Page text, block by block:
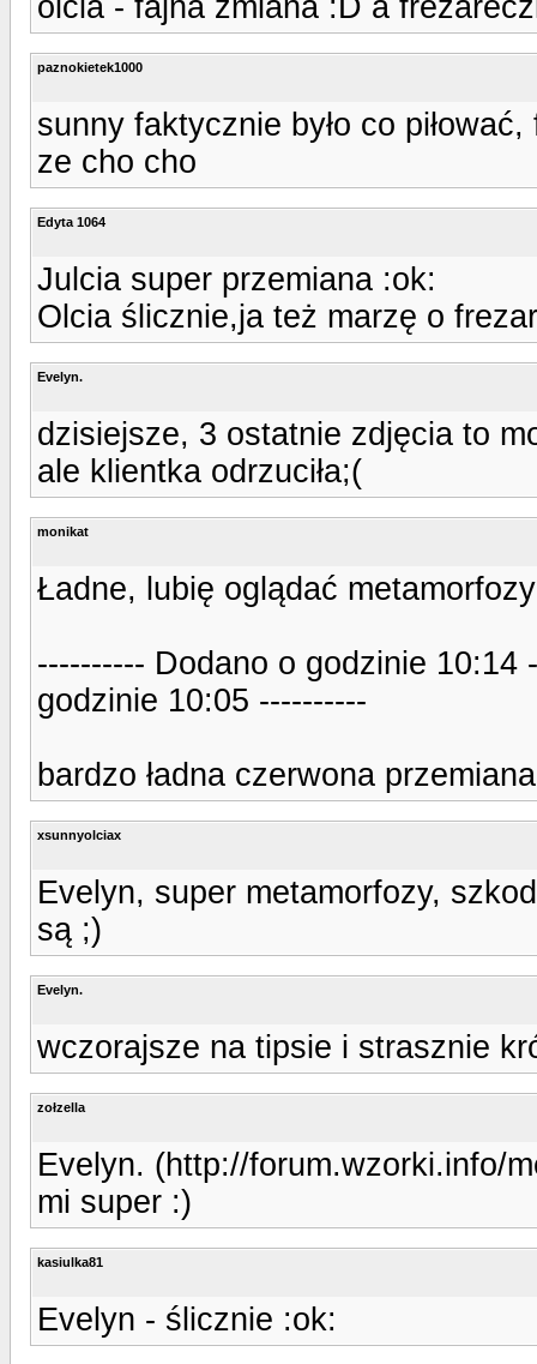
paznokietek1000
sunny faktycznie było co
ze cho cho
Edyta 1064
Julcia super przemiana :ok:
Olcia ślicznie,ja też marzę o
Evelyn.
dzisiejsze, 3 ostatnie zdjęcia to
ale klientka odrzuciła;(
monikat
Ładne, lubię oglądać
---------- Dodano o godzinie 10:14
godzinie 10:05 ----------
bardzo ładna czerwona przemiana
xsunnyolciax
Evelyn, super metamorfozy,
są ;)
Evelyn.
wczorajsze na tipsie i strasznie
zołzella
Evelyn. (http://forum.wzorki.info/
mi super :)
kasiulka81
Evelyn - ślicznie :ok: